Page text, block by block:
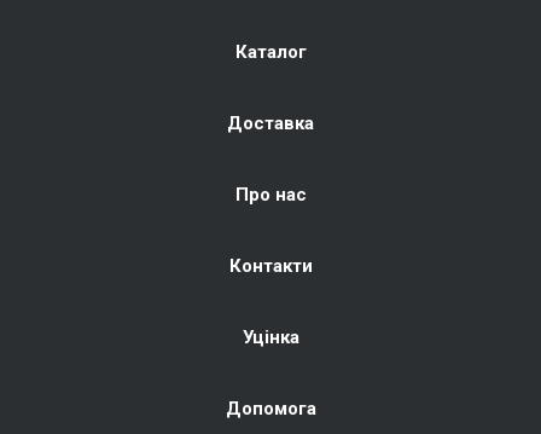
Каталог
Доставка
Про нас
Контакти
Уцінка
Допомога